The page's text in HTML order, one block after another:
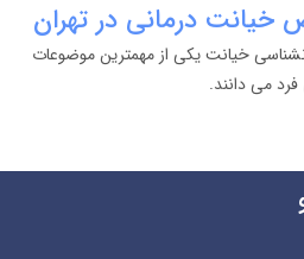
خیانت درمانی در تهران
خیانت یکی از مهمترین موضوعات
فرد می دانند.